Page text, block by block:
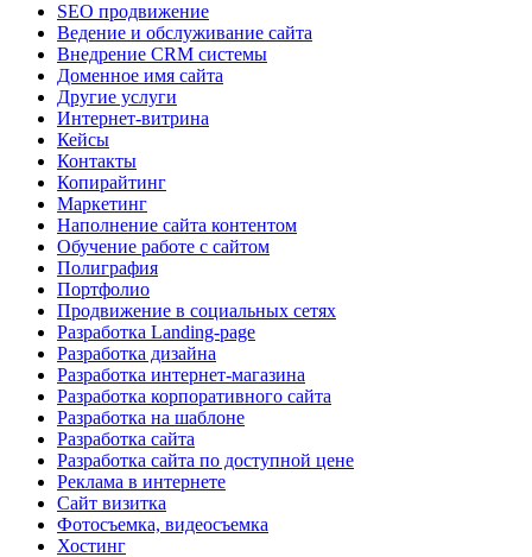
SEO продвижение
Ведение и обслуживание сайта
Внедрение CRM системы
Доменное имя сайта
Другие услуги
Интернет-витрина
Кейсы
Контакты
Копирайтинг
Маркетинг
Наполнение сайта контентом
Обучение работе с сайтом
Полиграфия
Портфолио
Продвижение в социальных сетях
Разработка Landing-page
Разработка дизайна
Разработка интернет-магазина
Разработка корпоративного сайта
Разработка на шаблоне
Разработка сайта
Разработка сайта по доступной цене
Реклама в интернете
Сайт визитка
Фотосъемка, видеосъемка
Хостинг